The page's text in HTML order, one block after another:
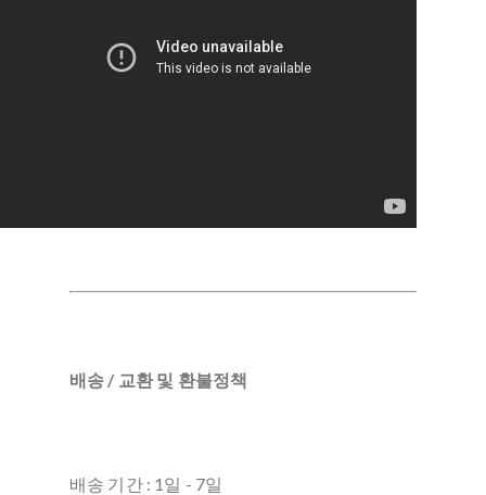
배송 / 교환 및 환불정책
배송 기간 : 1일 - 7일